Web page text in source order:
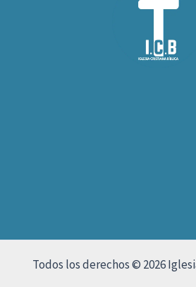
Todos los derechos © 2026